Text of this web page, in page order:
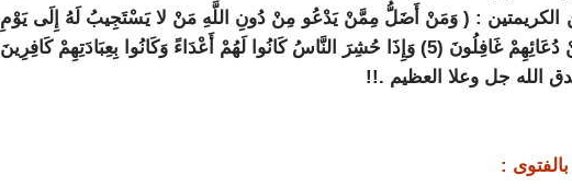
الكريمتين : ( وَمَنْ أَضَلُّ مِمَّنْ يَدْعُو مِنْ دُونِ اللَّهِ مَنْ لا يَسْتَجِيبُ لَهُ إِلَى يَوْمِ
الْقِيَامَةِ وَهُمْ عَنْ دُعَائِهِمْ غَافِلُونَ (5) وَإِذَا حُشِرَ النَّاسُ كَانُوا لَهُمْ أَعْدَاءً وَكَانُوا بِعِبَادَتِهِمْ كَافِرِينَ
: